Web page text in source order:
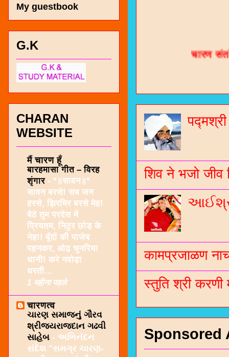
जनरल
चारणी
शिव ने भजो जीव
कामप्रजाळण
स्तुति श्री करणी
Sponsored
My guestbook
G.K
CHARAN
WEBSITE
मैं चारण हूँ
बारहमासा गीत – विरह
शृंगार - *॥सावन॥*
सावन बरसे! सब जन
हरसे, झिरमिर बरसे मेह!
बैठे तुम परदेस में
प्रियतम, निठुर छोड़ के
नेह!! बूँदों की पाजेब
पहनकर, ओढ़ चुनरिया
धानी! करे नवोढ़ा
धरती...
1 महीना पहले
चारणत्व
ચારણ સમાજનું ગૌરવ
શ્રીજયરાજદાન ગઢવી
સાહેબ - અભિનંદન
સંદેશ "સમગ્ર ચારણ-